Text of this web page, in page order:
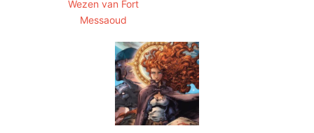
Wezen van Fort
Messaoud